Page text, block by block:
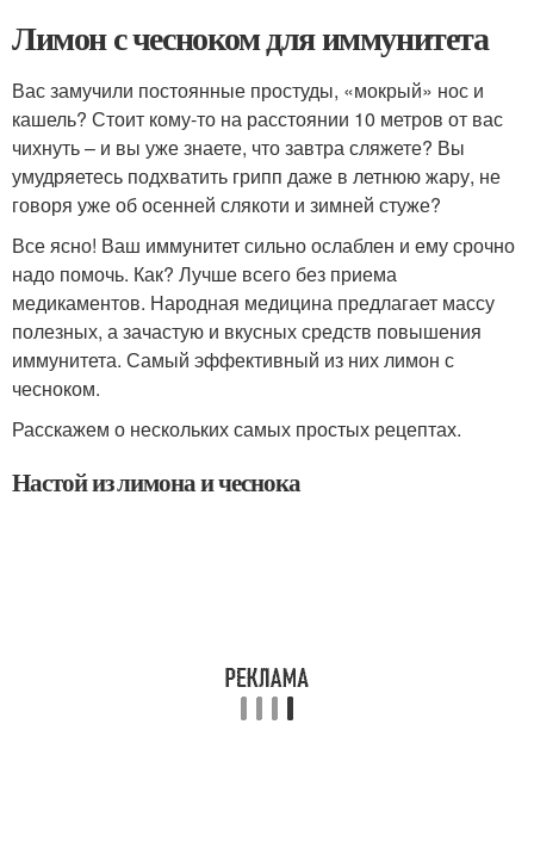
Лимон с чесноком для иммунитета
Вас замучили постоянные простуды, «мокрый» нос и
кашель? Стоит кому-то на расстоянии 10 метров от вас
чихнуть – и вы уже знаете, что завтра сляжете? Вы
умудряетесь подхватить грипп даже в летнюю жару, не
говоря уже об осенней слякоти и зимней стуже?
Все ясно! Ваш иммунитет сильно ослаблен и ему срочно
надо помочь. Как? Лучше всего без приема
медикаментов. Народная медицина предлагает массу
полезных, а зачастую и вкусных средств повышения
иммунитета. Самый эффективный из них лимон с
чесноком.
Расскажем о нескольких самых простых рецептах.
Настой из лимона и чеснока